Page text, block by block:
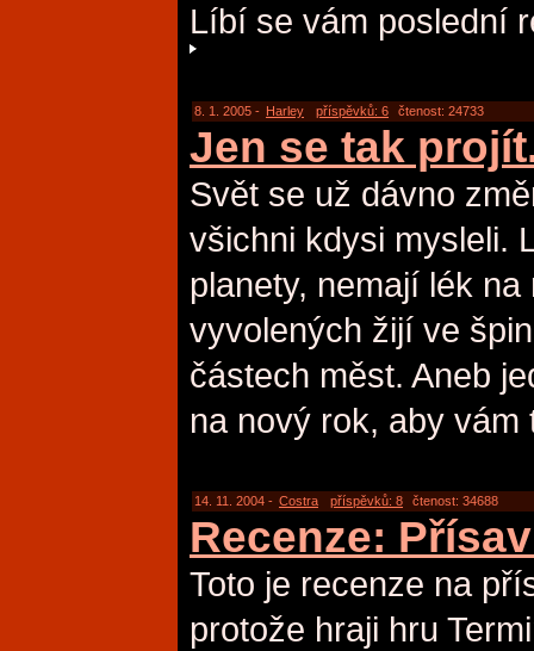
Líbí se vám poslední
8. 1. 2005 - Harley příspěvků: 6 čtenost: 24733
Jen se tak
Svět se už dávno
všichni kdysi mysleli.
planety, nemají lék
vyvolených žijí ve
částech měst. Aneb
na nový rok, aby vám
14. 11. 2004 - Costra příspěvků: 8 čtenost: 34688
Recenze:
Toto je recenze na
protože hraji hru